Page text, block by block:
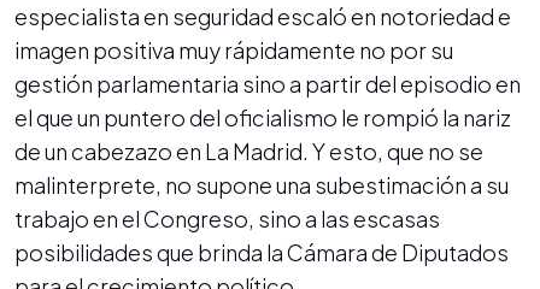
especialista en seguridad escaló en notoriedad e
imagen positiva muy rápidamente no por su
gestión parlamentaria sino a partir del episodio en
el que un puntero del oficialismo le rompió la nariz
de un cabezazo en La Madrid. Y esto, que no se
malinterprete, no supone una subestimación a su
trabajo en el Congreso, sino a las escasas
posibilidades que brinda la Cámara de Diputados